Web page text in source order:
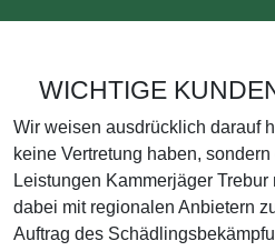
WICHTIGE
Wir weisen ausdrücklich darauf
keine Vertretung haben,
Leistungen Kammerjäger
dabei mit regionalen Anbietern
Auftrag des